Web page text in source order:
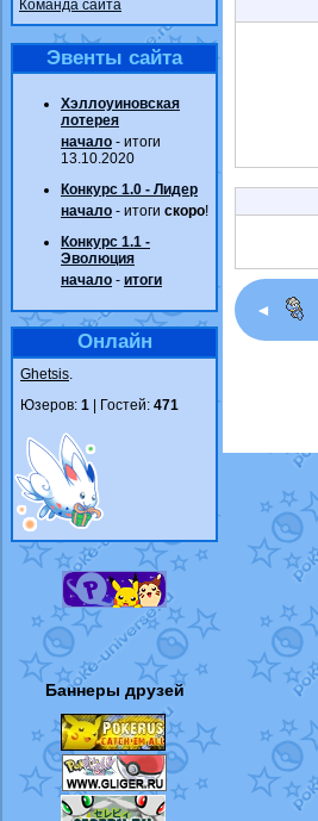
Команда сайта
Эвенты сайта
Хэллоуиновская
лотерея
начало - итоги
13.10.2020
Конкурс 1.0 - Лидер
начало - итоги скоро!
Конкурс 1.1 -
Эволюция
начало - итоги
Онлайн
Ghetsis.
Юзеров: 1 | Гостей: 471
Баннеры друзей
◄